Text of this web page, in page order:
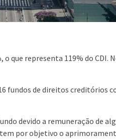
que representa 119% do
fundos de direitos creditórios
devido a remuneração de
tem por objetivo o